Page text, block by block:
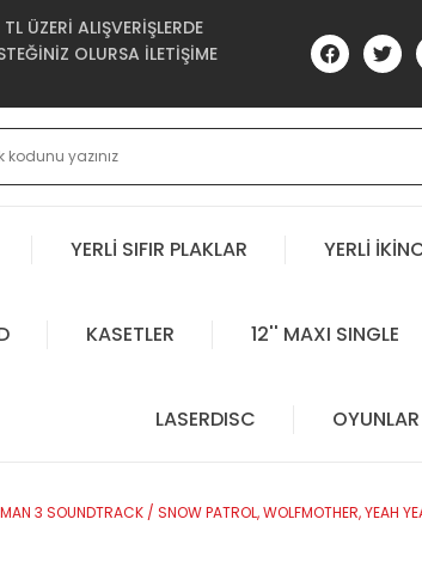
ÜZERİ ALIŞVERİŞLERDE
OLURSA İLETİŞİME
YERLİ SIFIR PLAKLAR YERLİ
KASETLER 12'' MAXI SINGLE
LASERDISC OYUNLAR
3 SOUNDTRACK / SNOW PATROL, WOLFMOTHER, YEAH